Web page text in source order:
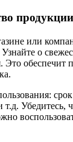
продукции
или
о
Это обеспечит
Убедитесь,